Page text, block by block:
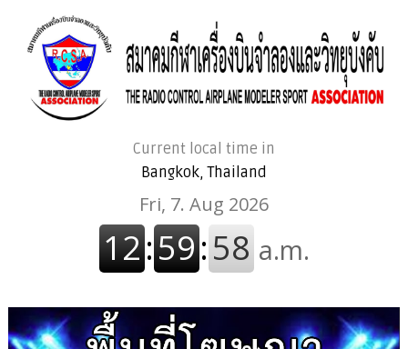
Current local time in
Bangkok, Thailand